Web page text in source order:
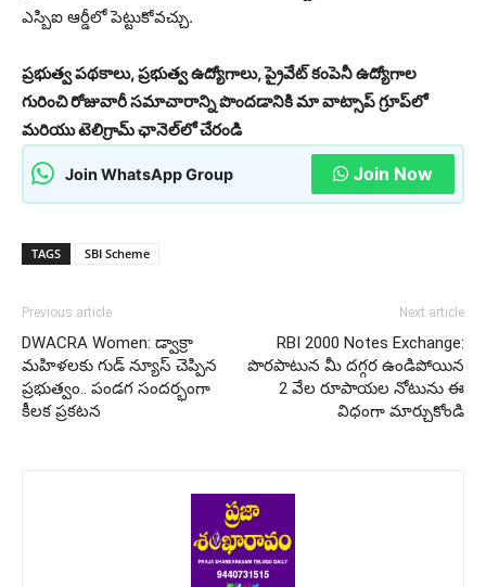
ఎస్బిఐ ఆర్డీలో పెట్టుకోవచ్చు.
ప్రభుత్వ పథకాలు, ప్రభుత్వ ఉద్యోగాలు, ప్రైవేట్ కంపెనీ ఉద్యోగాల
గురించి రోజువారీ సమాచారాన్ని పొందడానికి మా వాట్సాప్ గ్రూప్‌లో
మరియు టెలిగ్రామ్ ఛానెల్‌లో చేరండి
Join WhatsApp Group Join Now
TAGS SBI Scheme
Previous article
DWACRA Women: డ్వాక్రా
మహిళలకు గుడ్ న్యూస్ చెప్పిన
ప్రభుత్వం.. పండగ సందర్భంగా
కీలక ప్రకటన
Next article
RBI 2000 Notes Exchange:
పొరపాటున మీ దగ్గర ఉండిపోయిన
2 వేల రూపాయల నోటును ఈ
విధంగా మార్చుకోండి